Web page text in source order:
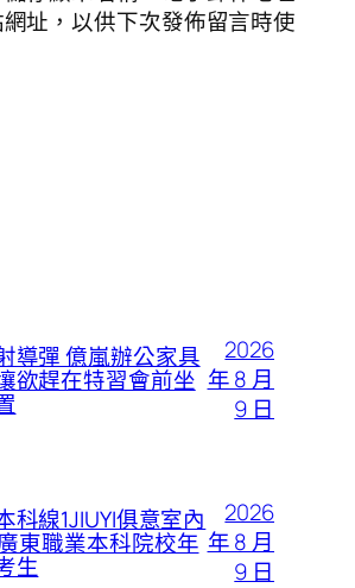
址，以供下次發佈留言時使
導彈 億嵐辦公家具
欲趕在特習會前坐
2026
年 8 月
9 日
科線1JIUYI俱意室內
東職業本科院校年
生
2026
年 8 月
9 日